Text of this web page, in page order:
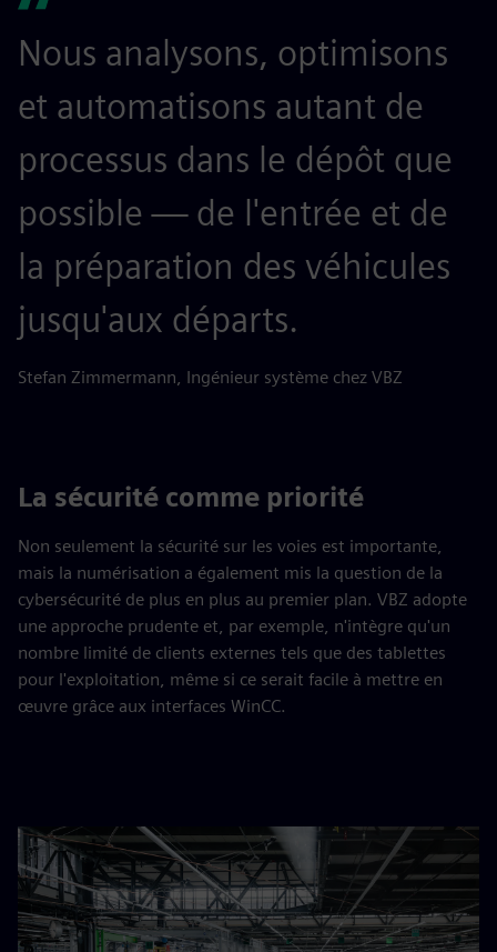
Nous analysons, optimisons
et automatisons autant de
processus dans le dépôt que
possible — de l'entrée et de
la préparation des véhicules
jusqu'aux départs.
Stefan Zimmermann, Ingénieur système chez VBZ
La sécurité comme priorité
Non seulement la sécurité sur les voies est importante,
mais la numérisation a également mis la question de la
cybersécurité de plus en plus au premier plan. VBZ adopte
une approche prudente et, par exemple, n'intègre qu'un
nombre limité de clients externes tels que des tablettes
pour l'exploitation, même si ce serait facile à mettre en
œuvre grâce aux interfaces WinCC.